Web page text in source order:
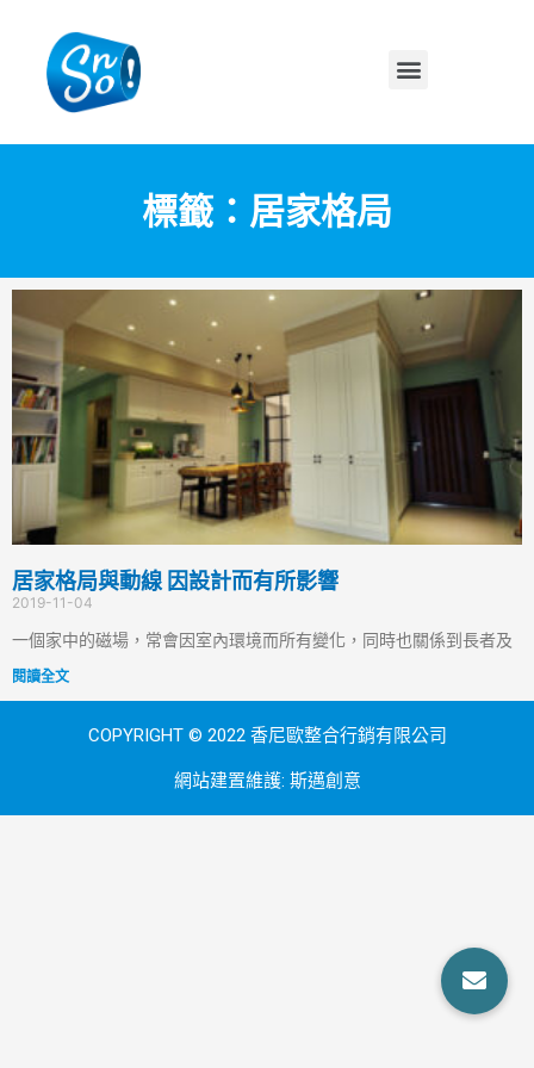
標籤：居家格局
居家格局與動線 因設計而有所影響
2019-11-04
一個家中的磁場，常會因室內環境而所有變化，同時也關係到長者及
閱讀全文
COPYRIGHT © 2022 香尼歐整合行銷有限公司
網站建置維護: 斯邁創意